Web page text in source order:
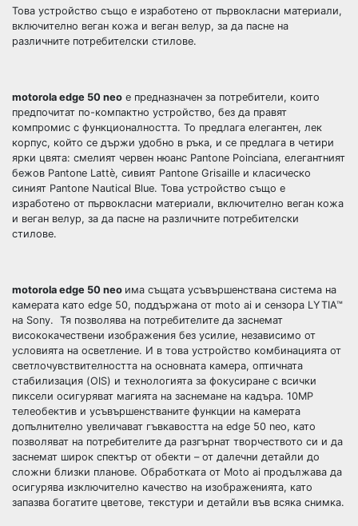
Това устройство също е изработено от първокласни материали,
включително веган кожа и веган велур, за да пасне на
различните потребителски стилове.
motorola edge 50 neo е предназначен за потребители, които
предпочитат по-компактно устройство, без да правят
компромис с функционалността. То предлага елегантен, лек
корпус, който се държи удобно в ръка, и се предлага в четири
ярки цвята: смелият червен нюанс Pantone Poinciana, елегантният
бежов Pantone Lattè, сивият Pantone Grisaille и класическо
синият Pantone Nautical Blue. Това устройство също е
изработено от първокласни материали, включително веган кожа
и веган велур, за да пасне на различните потребителски
стилове.
motorola edge 50 neo има същата усъвършенствана система на
камерата като edge 50, поддържана от moto ai и сензора LYTIA™
на Sony. Тя позволява на потребителите да заснемат
висококачествени изображения без усилие, независимо от
условията на осветление. И в това устройство комбинацията от
светлочувствителността на основната камера, оптичната
стабилизация (OIS) и технологията за фокусиране с всички
пиксели осигуряват магията на заснемане на кадъра. 10МР
телеобектив и усъвършенстваните функции на камерата
допълнително увеличават гъвкавостта на edge 50 neo, като
позволяват на потребителите да разгърнат творчеството си и да
заснемат широк спектър от обекти – от далечни детайли до
сложни близки планове. Обработката от Moto ai продължава да
осигурява изключително качество на изображенията, като
запазва богатите цветове, текстури и детайли във всяка снимка.